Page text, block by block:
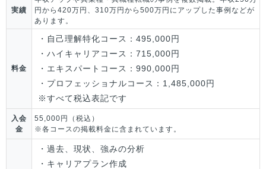
実績
円から420万円、310万円から500万円にアップした事例などが
あります。
料金
・自己理解特化コース：495,000円
・ハイキャリアコース：715,000円
・エキスパートコース：990,000円
・プロフェッショナルコース：1,485,000円
※すべて税込表記です
入会
金
55,000円（税込）
※各コースの掲載料金に含まれています。
・過去、現状、強みの分析
・キャリアプラン作成